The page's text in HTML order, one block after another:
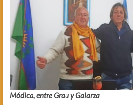
Módica, entre Grau y Galarza